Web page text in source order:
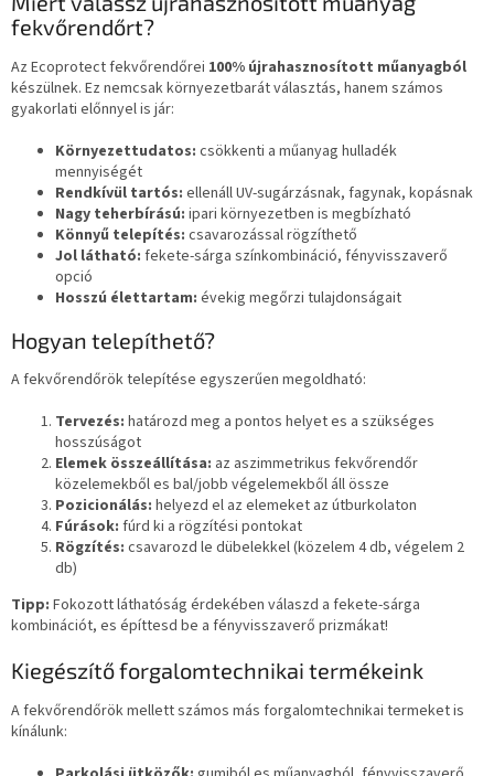
fekvőrendőrt?
Az Ecoprotect fekvőrendőrei 100% újrahasznosított műanyagból
készülnek. Ez nemcsak környezetbarát választás, hanem számos
gyakorlati előnnyel is jár:
Környezettudatos: csökkenti a műanyag hulladék
mennyiségét
Rendkívül tartós: ellenáll UV-sugárzásnak, fagynak, kopásnak
Nagy teherbírású: ipari környezetben is megbízható
Könnyű telepítés: csavarozással rögzíthető
Jol látható: fekete-sárga színkombináció, fényvisszaverő
opció
Hosszú élettartam: évekig megőrzi tulajdonságait
Hogyan telepíthető?
A fekvőrendőrök telepítése egyszerűen megoldható:
Tervezés: határozd meg a pontos helyet es a szükséges
hosszúságot
Elemek összeállítása: az aszimmetrikus fekvőrendőr
közelemekből es bal/jobb végelemekből áll össze
Pozicionálás: helyezd el az elemeket az útburkolaton
Fúrások: fúrd ki a rögzítési pontokat
Rögzítés: csavarozd le dübelekkel (közelem 4 db, végelem 2
db)
Tipp: Fokozott láthatóság érdekében válaszd a fekete-sárga
kombinációt, es építtesd be a fényvisszaverő prizmákat!
Kiegészítő forgalomtechnikai termékeink
A fekvőrendőrök mellett számos más forgalomtechnikai termeket is
kínálunk: